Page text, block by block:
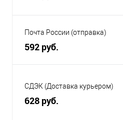
Почта России (отправка)
592 руб.
СДЭК (Доставка курьером)
628 руб.